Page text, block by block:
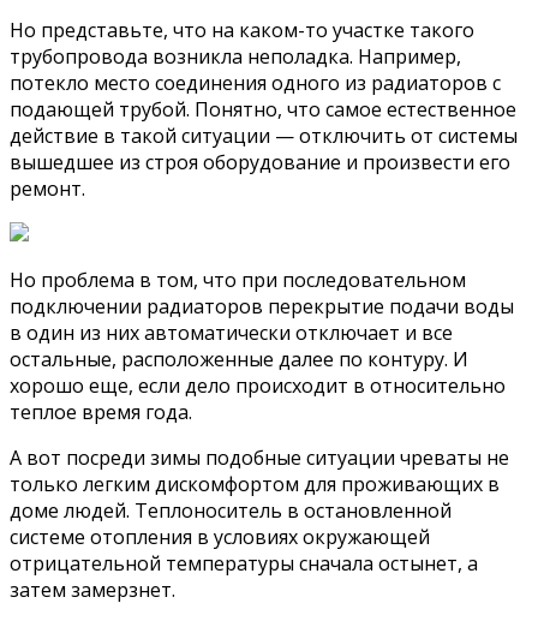
Но представьте, что на каком-то участке такого
трубопровода возникла неполадка. Например,
потекло место соединения одного из радиаторов с
подающей трубой. Понятно, что самое естественное
действие в такой ситуации — отключить от системы
вышедшее из строя оборудование и произвести его
ремонт.
Но проблема в том, что при последовательном
подключении радиаторов перекрытие подачи воды
в один из них автоматически отключает и все
остальные, расположенные далее по контуру. И
хорошо еще, если дело происходит в относительно
теплое время года.
А вот посреди зимы подобные ситуации чреваты не
только легким дискомфортом для проживающих в
доме людей. Теплоноситель в остановленной
системе отопления в условиях окружающей
отрицательной температуры сначала остынет, а
затем замерзнет.